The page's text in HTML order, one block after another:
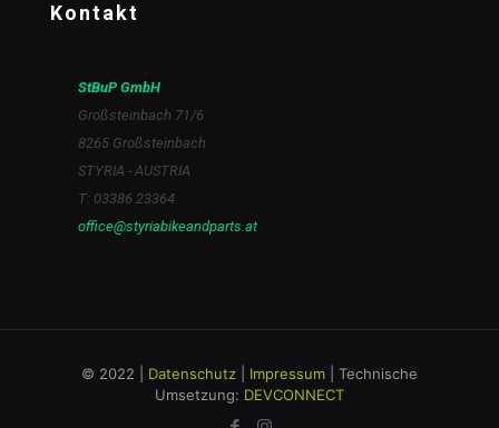
Kontakt
StBuP GmbH
Großsteinbach 71/6
8265 Großsteinbach
STYRIA - AUSTRIA
T: 03386 23364
office@styriabikeandparts.at
© 2022 | Datenschutz Impressum | Technische
Umsetzung: DEVCONNECT